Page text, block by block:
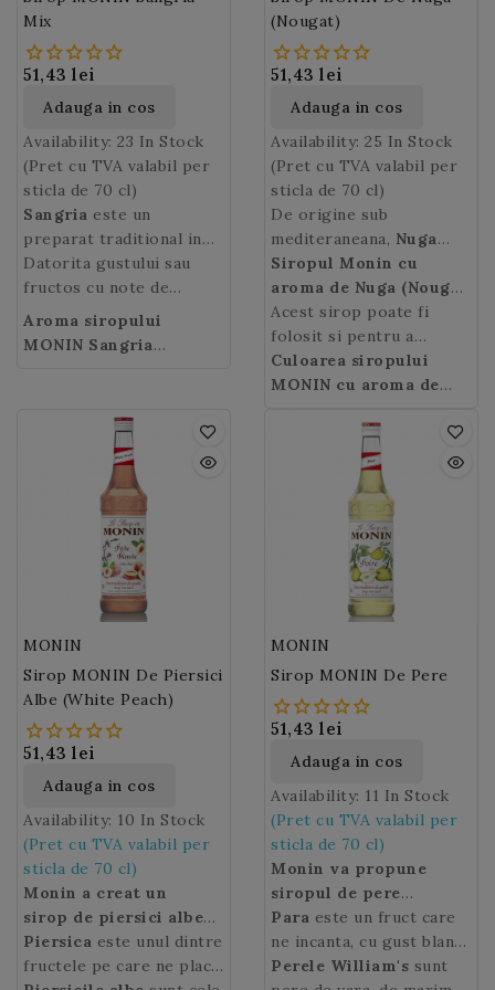
Mix
51,43 lei
Adauga in cos
Availability: 23 In Stock
(Pret cu TVA valabil per
sticla de 70 cl)
Sangria este un
preparat traditional in
Peninsula Iberica (in
Spania si Portugalia), iar
denumirea ei provine de
la sange (es. „sangre”, pt.
„sangue”) datorita vinului
bautura foarte populara
si in alte tari vorbitoare
de limba spaniola ca
Uruguay si Argentina. Cu
toate acestea, exista
referinte datand din
secolul al XIX-lea care
Sangria
preparata pe continentul
Sud American sau in
Insulele Antile.
Datorita gustului sau
fructos cu note de
citrice si scortisoara,
siropul Monin Sangria
va va transporta la o
imaginatia sa zboare!
Aroma siropului
MONIN Sangria
cirese cu note picante
(Nougat)
51,43 lei
Adauga in cos
Availability: 25 In Stock
(Pret cu TVA valabil per
sticla de 70 cl)
De origine sub
mediteraneana, Nuga
este o projitura cu
renume international.
Preparat din migdale,
oua si miere, nuga a
ramas de-a lungul
deceniilor un produs
Siropul Monin cu
aroma de Nuga (Nougat
Syrup)concentreaza
toate aromele acestei
specialitati culinare. Cu
notele sale de miere,
siropul MONIN cu
aroma de Nuga
ideal pentru bauturile
calde (latte, cappuccino)
sau cele reci (milkshake,
smoothie).
Acest sirop poate fi
folosit si pentru a
prepara „deserturi de
baut” (desert drinks)
Culoarea siropului
MONIN cu aroma de
MONIN
Sirop MONIN De Piersici
Albe (White Peach)
51,43 lei
Adauga in cos
Availability: 10 In Stock
(Pret cu TVA valabil per
sticla de 70 cl)
Monin a creat un
sirop de piersici albe
care promite sa redea
aroma autentica a
Piersica este unul dintre
fructele pe care ne place
MONIN
Sirop MONIN De Pere
51,43 lei
Adauga in cos
Availability: 11 In Stock
(Pret cu TVA valabil per
sticla de 70 cl)
Monin va propune
siropul de pere
William's , cu aroma
delicioasa de fructe
coapte, ideal in cocktail-
Para este un fruct care
ne incanta, cu gust bland
si dulce, produs de par,
Perele William's sunt